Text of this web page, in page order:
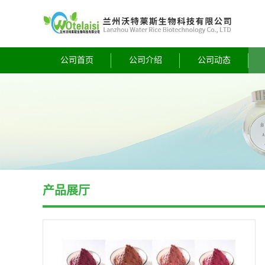
公司首页 公司介绍 公司动态
产品展厅